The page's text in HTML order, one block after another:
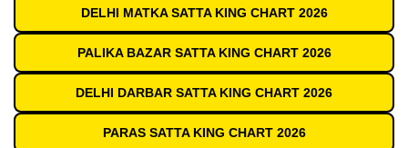
DELHI MATKA SATTA KING CHART 2026
PALIKA BAZAR SATTA KING CHART 2026
DELHI DARBAR SATTA KING CHART 2026
PARAS SATTA KING CHART 2026